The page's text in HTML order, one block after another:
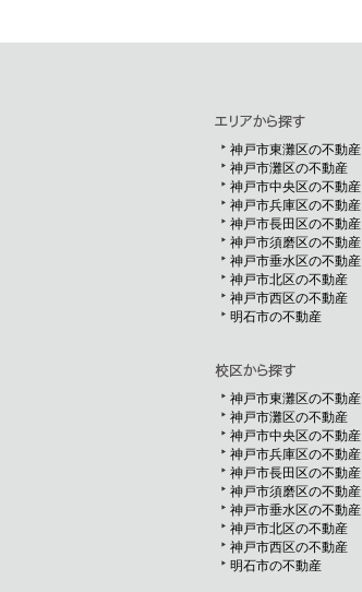
神戸市東灘区の不動産
神戸市灘区の不動産
神戸市中央区の不動産
神戸市兵庫区の不動産
神戸市長田区の不動産
神戸市須磨区の不動産
神戸市垂水区の不動産
神戸市北区の不動産
神戸市西区の不動産
明石市の不動産
神戸市東灘区の不動産
神戸市灘区の不動産
神戸市中央区の不動産
神戸市兵庫区の不動産
神戸市長田区の不動産
神戸市須磨区の不動産
神戸市垂水区の不動産
神戸市北区の不動産
神戸市西区の不動産
明石市の不動産